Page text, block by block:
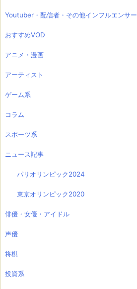
Youtuber・配信者・その他インフルエンサー
おすすめVOD
アニメ・漫画
アーティスト
ゲーム系
コラム
スポーツ系
ニュース記事
パリオリンピック2024
東京オリンピック2020
俳優・女優・アイドル
声優
将棋
投資系